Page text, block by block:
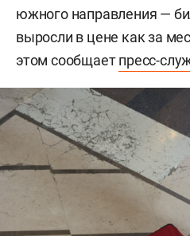
южного направления —
выросли в цене как за
этом сообщаетпресс-